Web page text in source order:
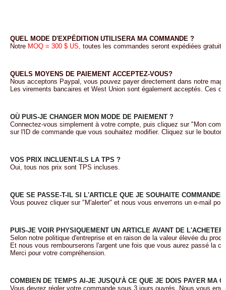
QUEL MODE D'EXPÉDITION UTILISERA MA COMMANDE ?
Notre MOQ = 300 $ US, toutes les commandes seront expédiées
QUELS MOYENS DE PAIEMENT ACCEPTEZ-VOUS?
Nous acceptons Paypal, vous pouvez payer directement dans notre
Les virements bancaires et West Union sont également acceptés. Ces
OÙ PUIS-JE CHANGER MON MODE DE PAIEMENT ?
Connectez-vous simplement à votre compte, puis cliquez sur "Mon
sur l'ID de commande que vous souhaitez modifier. Cliquez sur le
VOS PRIX INCLUENT-ILS LA TPS ?
Oui, tous nos prix sont TPS incluses.
QUE SE PASSE-T-IL SI L'ARTICLE QUE JE SOUHAITE
Vous pouvez cliquer sur "M'alerter" et nous vous enverrons un e-mail
PUIS-JE VOIR PHYSIQUEMENT UN ARTICLE AVANT DE L'ACHETER
Selon notre politique d'entreprise et en raison de la valeur élevée du
Et nous vous rembourserons l'argent une fois que vous aurez passé la
Merci pour votre compréhension.
COMBIEN DE TEMPS AI-JE JUSQU'À CE QUE JE DOIS PAYER MA
Vous devrez régler votre commande sous 3 jours ouvrés. Nous vous